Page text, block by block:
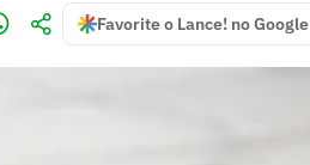
Favorite o Lance! no Google